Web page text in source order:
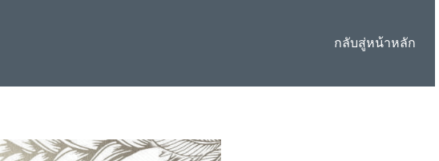
กลับสู่หน้าหลัก